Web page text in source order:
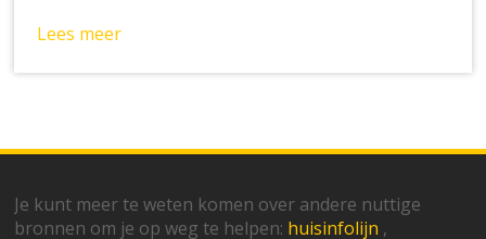
Lees meer
Je kunt meer te weten komen over andere nuttige
bronnen om je op weg te helpen: huisinfolijn ,